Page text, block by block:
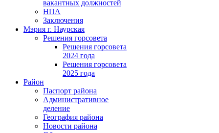
вакантных должностей
НПА
Заключения
Мэрия г. Наурская
Решения горсовета
Решения горсовета
2024 года
Решения горсовета
2025 года
Район
Паспорт района
Административное
деление
География района
Новости района